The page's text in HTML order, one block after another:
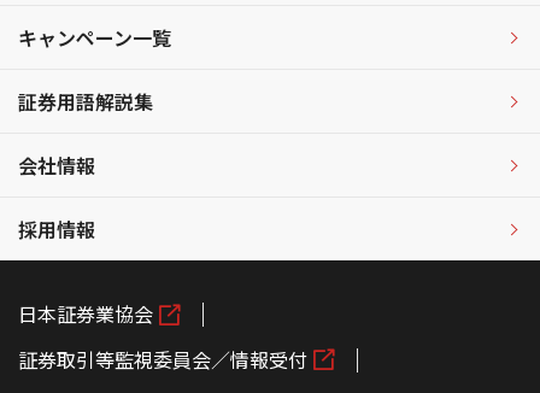
キャンペーン一覧
証券用語解説集
会社情報
採用情報
日本証券業協会
証券取引等監視委員会／情報受付